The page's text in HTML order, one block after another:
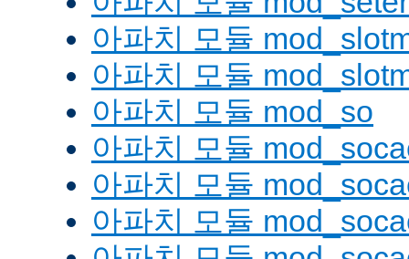
아파치 모듈
아파치 모듈
아파치 모듈 mod_so
아파치 모듈
아파치 모듈
아파치 모듈